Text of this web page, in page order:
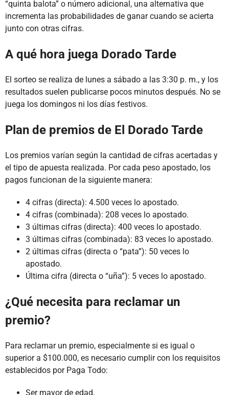
“quinta balota” o número adicional, una alternativa que
incrementa las probabilidades de ganar cuando se acierta
junto con otras cifras.
A qué hora juega Dorado Tarde
El sorteo se realiza de lunes a sábado a las 3:30 p. m., y los
resultados suelen publicarse pocos minutos después. No se
juega los domingos ni los días festivos.
Plan de premios de El Dorado Tarde
Los premios varían según la cantidad de cifras acertadas y
el tipo de apuesta realizada. Por cada peso apostado, los
pagos funcionan de la siguiente manera:
4 cifras (directa): 4.500 veces lo apostado.
4 cifras (combinada): 208 veces lo apostado.
3 últimas cifras (directa): 400 veces lo apostado.
3 últimas cifras (combinada): 83 veces lo apostado.
2 últimas cifras (directa o “pata”): 50 veces lo
apostado.
Última cifra (directa o “uña”): 5 veces lo apostado.
¿Qué necesita para reclamar un
premio?
Para reclamar un premio, especialmente si es igual o
superior a $100.000, es necesario cumplir con los requisitos
establecidos por Paga Todo:
Ser mayor de edad.